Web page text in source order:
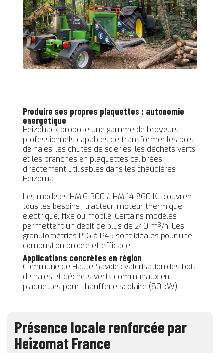
Produire ses propres plaquettes : autonomie
énergétique
Heizohack propose une gamme de broyeurs
professionnels capables de transformer les bois
de haies, les chutes de scieries, les déchets verts
et les branches en plaquettes calibrées,
directement utilisables dans les chaudières
Heizomat.
Les modèles HM 6-300 à HM 14-860 KL couvrent
tous les besoins : tracteur, moteur thermique,
électrique, fixe ou mobile. Certains modèles
permettent un débit de plus de 240 m³/h. Les
granulométries P16 à P45 sont idéales pour une
combustion propre et efficace.
Applications concrètes en région
Commune de Haute-Savoie : valorisation des bois
de haies et déchets verts communaux en
plaquettes pour chaufferie scolaire (80 kW).
Présence locale renforcée par
Heizomat France